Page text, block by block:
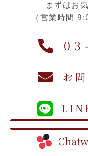
まずはお
（営業時間
お